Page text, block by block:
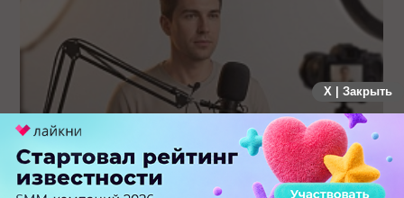
Российский рынок инфлюенс-маркетинга вошел в фазу
стагнации после нескольких лет роста
X | Закрыть